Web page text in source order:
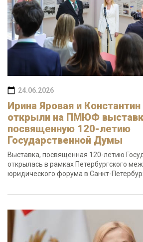
24.06.2026
Ирина Яровая и
открыли на ПМЮФ
посвященную 120-летию
Государственной Думы
Выставка, посвященная 120-летию
открылась в рамках Петербургского
юридического форума в Санкт-